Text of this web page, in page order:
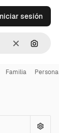
Borrar
sesión
Familia